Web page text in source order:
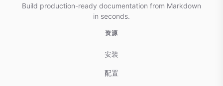
Build production-ready documentation from Markdown
in seconds.
资源
安装
配置